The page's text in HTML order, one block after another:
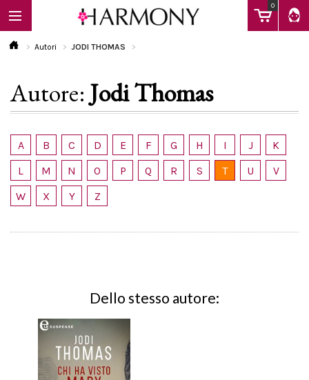
0
EBOOK
LIBRI
Calendario
Autori JODI THOMAS
Autore: Jodi Thomas
A B C D E F G H I J
K
L
M N O P Q R S T U
V
W
X Y Z
Dello stesso autore: